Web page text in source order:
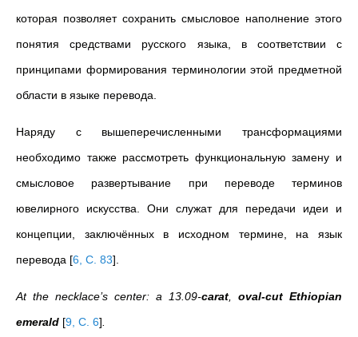
которая позволяет сохранить смысловое наполнение этого
понятия средствами русского языка, в соответствии с
принципами формирования терминологии этой предметной
области в языке перевода.
Наряду с вышеперечисленными трансформациями
необходимо также рассмотреть функциональную замену и
смысловое развертывание при переводе терминов
ювелирного искусства. Они служат для передачи идеи и
концепции, заключённых в исходном термине, на язык
перевода [6, C. 83]
At the necklace’s center: a 13.09-carat
oval-cut Ethiopian
emerald [9, C. 6]